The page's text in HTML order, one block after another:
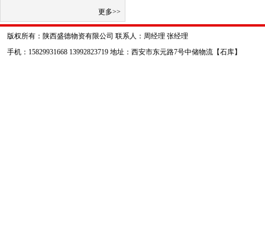
更多>>
版权所有：陕西盛德物资有限公司 联系人：周经理 张经理
手机：15829931668 13992823719 地址：西安市东元路7号中储物流【石库】